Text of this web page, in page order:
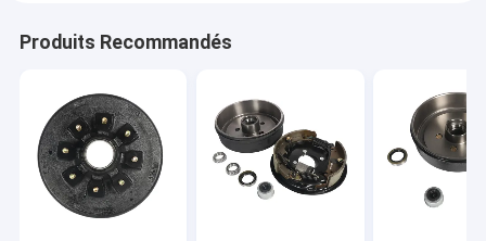
Produits Recommandés